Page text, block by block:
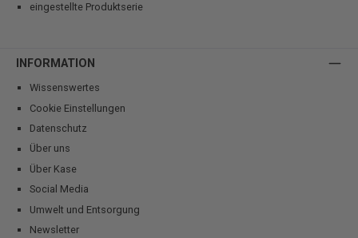
eingestellte Produktserie
INFORMATION
Wissenswertes
Cookie Einstellungen
Datenschutz
Über uns
Über Kase
Social Media
Umwelt und Entsorgung
Newsletter